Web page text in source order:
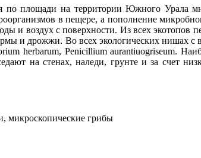
площади на территории Южного Урала
в пещере, а пополнение
и воздух с поверхности. Из всех экотопов
и дрожжи. Во всех экологических нишах
herbarum, Penicillium aurantiuogriseum.
на стенах, наледи, грунте и за счет
микроскопические грибы